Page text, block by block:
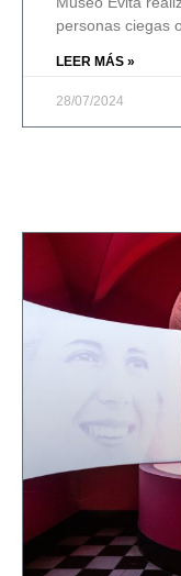
personas ciegas
LEER MÁS »
28/07/2024